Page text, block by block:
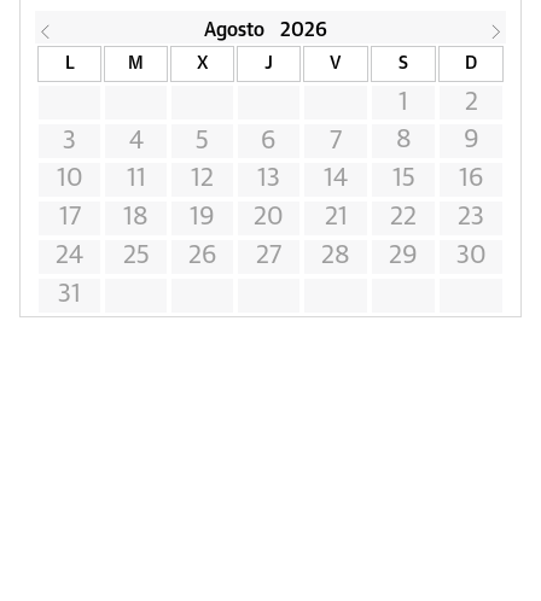
Agosto 2026
L M X J V S D
1
2
3
4 5 6 7 8
9
10
11 12 13 14 15
16
17
18 19 20 21 22
23
24
25 26 27 28 29
30
31